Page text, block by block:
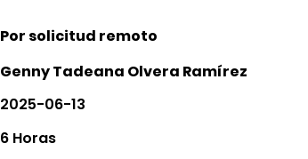
Por solicitud remoto
Genny Tadeana Olvera Ramírez
2025-06-13
6 Horas